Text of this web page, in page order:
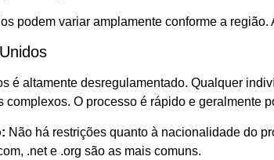
podem variar amplamente conforme a
é altamente desregulamentado. Qualquer
complexos. O processo é rápido e geralmente
Não há restrições quanto à nacionalidade do
.net e .org são as mais comuns.